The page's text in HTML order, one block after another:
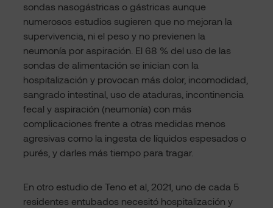
sondas nasogástricas o gástricas aunque
numerosos estudios sugieren que no mejoran la
supervivencia, ni el peso y no previenen la
neumonía por aspiración. El 68 % del uso de las
sondas de alimentación se inician con la
hospitalización y provocan más dolor, incomodidad,
sangrado intestinal, uso de ataduras, incontinencia
fecal y aspiración (neumonía) con más
complicaciones frente a otras medidas menos
agresivas como la ingesta de líquidos espesados o
purés, y darles más tiempo para tragar.
En otro estudio de Teno et al, 2021, uno de cada 5
residentes entubados necesitó hospitalización y